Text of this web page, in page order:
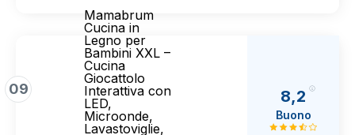
09
Mamabrum
Cucina in
Legno per
Bambini XXL –
Cucina
Giocattolo
Interattiva con
LED,
Microonde,
Lavastoviglie,
8,2
Buono